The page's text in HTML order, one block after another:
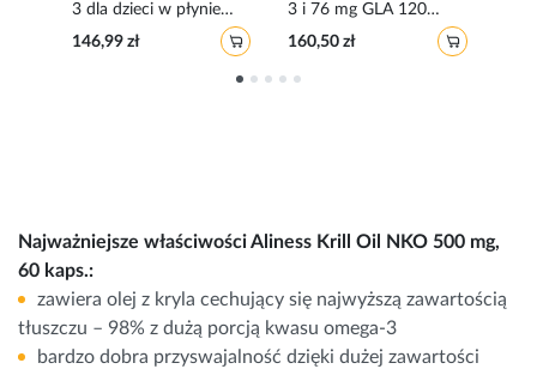
3 dla dzieci w płynie
smak truskawkowy 237
146,99 zł
3 i 76 mg GLA 120
kapsułek miękkich o
160,50 zł
Najważniejsze właściwości Aliness Krill Oil NKO 500 mg,
60 kaps.:
zawiera olej z kryla cechujący się najwyższą zawartością
tłuszczu – 98% z dużą porcją kwasu omega-3
bardzo dobra przyswajalność dzięki dużej zawartości